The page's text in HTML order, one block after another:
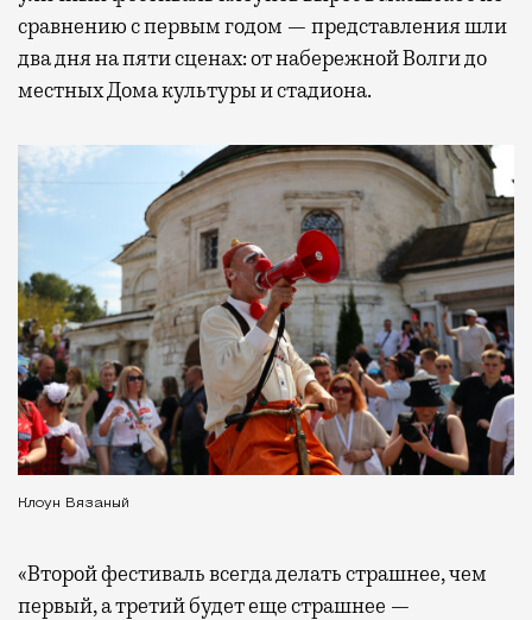
сравнению с первым годом — представления шли
два дня на пяти сценах: от набережной Волги до
местных Дома культуры и стадиона.
Клоун Вязаный
«Второй фестиваль всегда делать страшнее, чем
первый, а третий будет еще страшнее —